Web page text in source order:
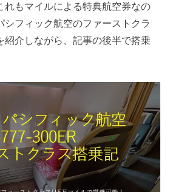
れもマイルによる特典航空券なの
シフィック航空のファーストクラ
紹介しながら、記事の後半で搭乗